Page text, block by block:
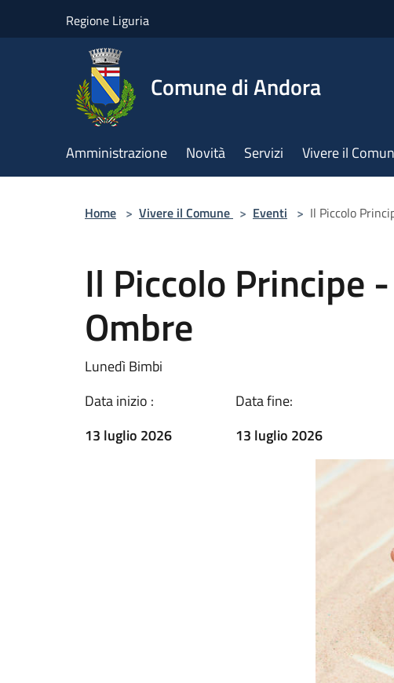
Regione Liguria
Comune di Andora
Amministrazione Novità Servizi Vivere il
Home > Vivere il Comune > Eventi > Il Piccolo
Il Piccolo Principe
Ombre
Lunedì Bimbi
Data inizio :
13 luglio 2026
Data fine:
13 luglio 2026